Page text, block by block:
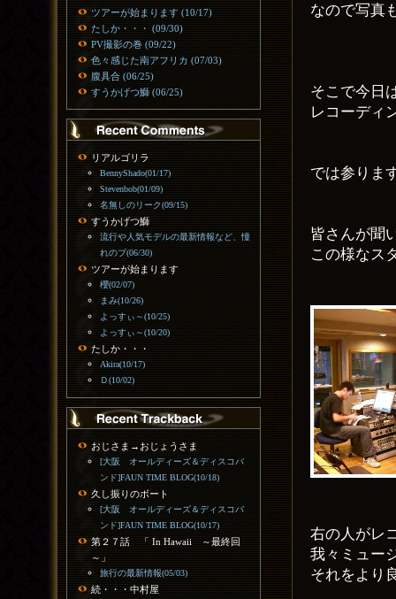
なので写真
そこで今日
レコーディ
では参りま
皆さんが聞
この様なス
右の人がレ
我々ミュー
それをより
ツアーが始まります (10/17)
たしか・・・ (09/30)
PV撮影の巻 (09/22)
色々感じた南アフリカ (07/03)
腹具合 (06/25)
すうかげつ鰤 (06/25)
リアルゴリラ
BennyShado(01/17)
Stevenbob(01/09)
名無しのリーク(09/15)
すうかげつ鰤
流行や人気モデルの最新情報など、憧
れのブ(06/30)
ツアーが始まります
櫻(02/07)
まみ(10/26)
よっすぃ～(10/25)
よっすぃ～(10/20)
たしか・・・
Akira(10/17)
Ｄ(10/02)
おじさま→おじょうさま
[大阪 オールディーズ＆ディスコバ
ンド]FAUN TIME BLOG(10/18)
久し振りのボート
[大阪 オールディーズ＆ディスコバ
ンド]FAUN TIME BLOG(10/17)
第２７話 「 In Hawaii ～最終回
～」
旅行の最新情報(05/03)
続・・・中村屋